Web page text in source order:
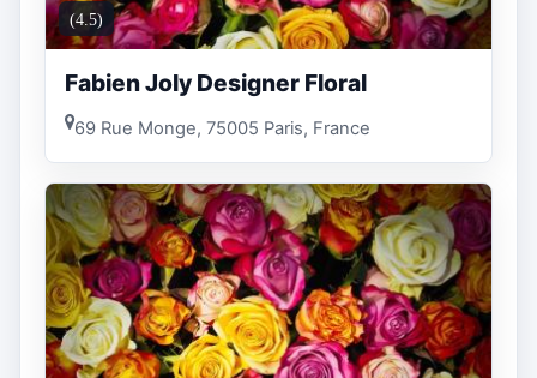
(4.5)
Fabien Joly Designer Floral
69 Rue Monge, 75005 Paris, France